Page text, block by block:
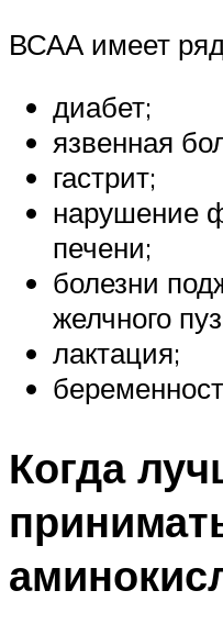
ВСАА имеет
диабет;
язвенная
гастрит;
нарушение
печени;
болезни
желчного
лактация;
Когда